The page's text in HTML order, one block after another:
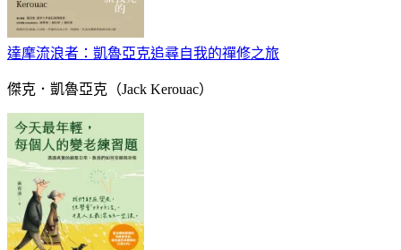
達摩流浪者：凱魯亞克追尋自我的禪修之旅
傑克．凱魯亞克（Jack Kerouac）